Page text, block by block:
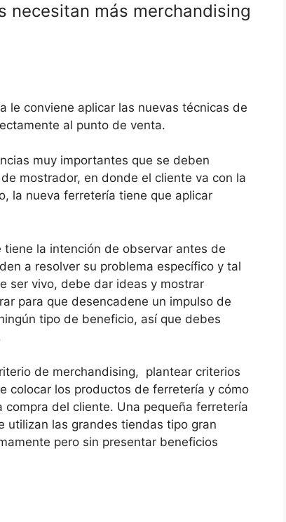
necesitan más merchandising
le conviene aplicar las nuevas técnicas de
al punto de venta.
muy importantes que se deben
mostrador, en donde el cliente va con la
la nueva ferretería tiene que aplicar
la intención de observar antes de
a resolver su problema específico y tal
ser vivo, debe dar ideas y mostrar
para que desencadene un impulso de
tipo de beneficio, así que debes
de merchandising, plantear criterios
colocar los productos de ferretería y cómo
del cliente. Una pequeña ferretería
utilizan las grandes tiendas tipo gran
pero sin presentar beneficios